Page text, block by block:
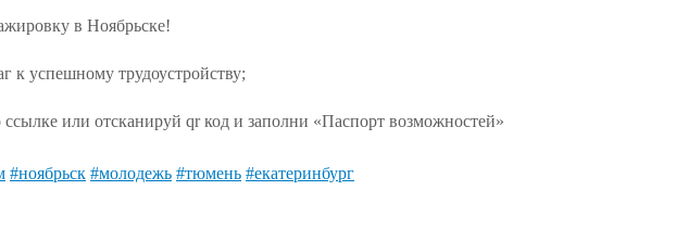
в Ноябрьске!
к успешному трудоустройству;
или отсканируй qr код и заполни «Паспорт возможностей»
#ноябрьск #молодежь #тюмень #екатеринбург